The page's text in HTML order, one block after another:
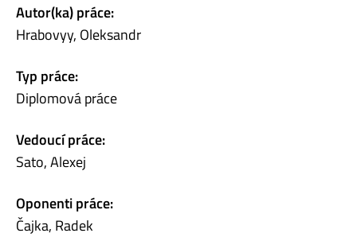
Autor(ka) práce:
Hrabovyy, Oleksandr
Typ práce:
Diplomová práce
Vedoucí práce:
Sato, Alexej
Oponenti práce:
Čajka, Radek